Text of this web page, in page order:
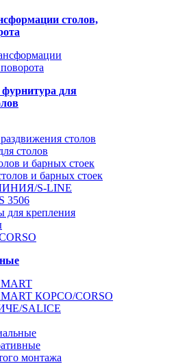
столов,
для
столов
столов
и барных стоек
и барных стоек
S-LINE
3506
крепления
КОРСО/CORSO
SALICE
монтажа